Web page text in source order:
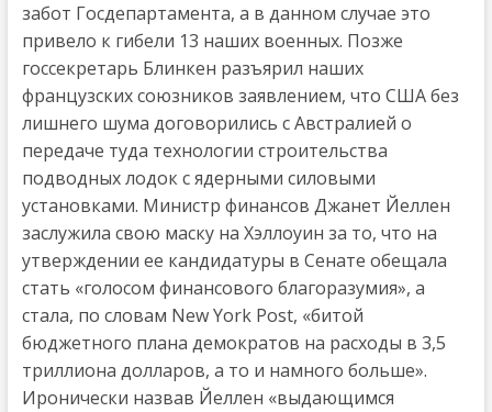
забот Госдепартамента, а в данном случае это
привело к гибели 13 наших военных. Позже
госсекретарь Блинкен разъярил наших
французских союзников заявлением, что США без
лишнего шума договорились с Австралией о
передаче туда технологии строительства
подводных лодок с ядерными силовыми
установками. Министр финансов Джанет Йеллен
заслужила свою маску на Хэллоуин за то, что на
утверждении ее кандидатуры в Сенате обещала
стать «голосом финансового благоразумия», а
стала, по словам New York Post, «битой
бюджетного плана демократов на расходы в 3,5
триллиона долларов, а то и намного больше».
Иронически назвав Йеллен «выдающимся